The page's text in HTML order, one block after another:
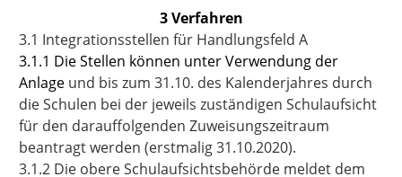
3 Verfahren
3.1 Integrationsstellen für Handlungsfeld A
3.1.1 Die Stellen können unter Verwendung der
Anlage und bis zum 31.10. des Kalenderjahres durch
die Schulen bei der jeweils zuständigen Schulaufsicht
für den darauffolgenden Zuweisungszeitraum
beantragt werden (erstmalig 31.10.2020).
3.1.2 Die obere Schulaufsichtsbehörde meldet dem